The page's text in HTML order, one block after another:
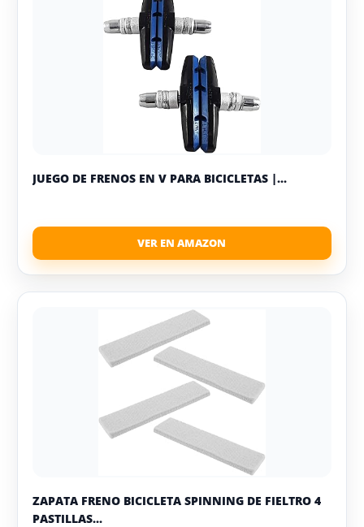
JUEGO DE FRENOS EN V PARA BICICLETAS |...
ZAPATA FRENO BICICLETA SPINNING DE FIELTRO 4
PASTILLAS...